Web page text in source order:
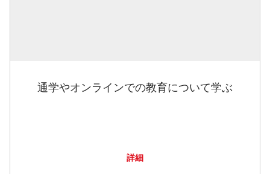
通学やオンラインでの教育について学ぶ
詳細